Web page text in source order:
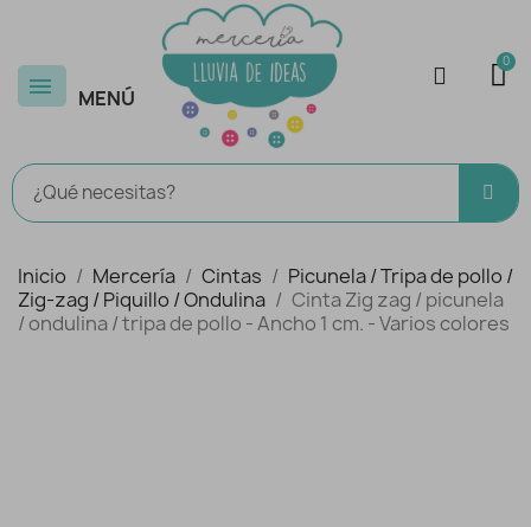
MENÚ
Inicio Mercería Cintas
Picunela / Tripa de pollo /
Zig-zag / Piquillo / Ondulina
Cinta Zig zag / picunela
/ ondulina / tripa de pollo - Ancho 1 cm. - Varios colores